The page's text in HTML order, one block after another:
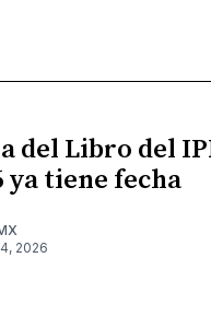
del Libro del
ya tiene fecha
2026